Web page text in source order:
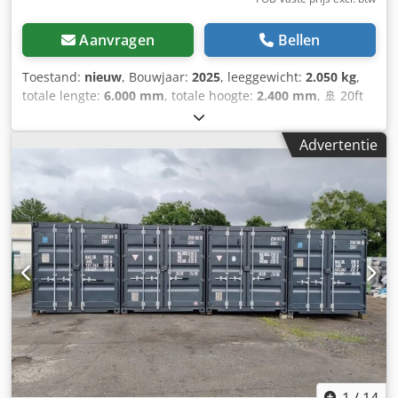
Aanvragen Bellen
Toestand: nieuw, Bouwjaar: 2025, leeggewicht: 2.050 kg,
totale lengte: 6.000 mm, totale hoogte: 2.400 mm, 🚢 20ft
opslagcontainer – Zo goed als nieuw (bouwjaar 2025 /
2026) – Direct leverbaar! Hoogwaardige zeecontainer in
vrijwel nieuwstaat – ideaal als opslagruimte, werkplaats,
bouwcontainer of voor professioneel transport. ⭐ Uw
voordelen in één oogopslag 🆕 Bouwjaar 2025 / 2026 – zo
goed als nieuw 💪 Zeer stabiele staalconstructie (2 mm
wanddikte) 🌧️ Wind- & waterdicht 🔐 Veilig afsluitbaar met
viervoudig deurslot 🚚 Met CSC-keurmerk – wereldwijd
inzetbaar 🌬️ Voorzien van ventilatie tegen vocht 🪵
Kwalitatieve houten vloer 🛠️ Heftruckkokers in de vloer 📏
Afmetingen & technische gegevens 📐 Buitenmaten: 6.058
× 2.438 × 2.591 mm 📦 Binnenmaten: 5.898 × 2.350 × 2.390
mm 🚪 Deuropening: 2.343 mm 🧱 Inhoud: ca. 33 m³ ⚖️
Eigen gewicht: ca. 2,25 t 🏋️ Laadvermogen: tot 30 t Deze
containers onderscheiden zich door duurzaamheid,
veiligheid en veelzijdigheid – ideaal voor bedrijven,
Advertentie